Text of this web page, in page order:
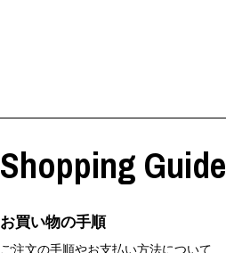
Shopping Guide
お買い物の手順
ご注文の手順やお支払い方法について